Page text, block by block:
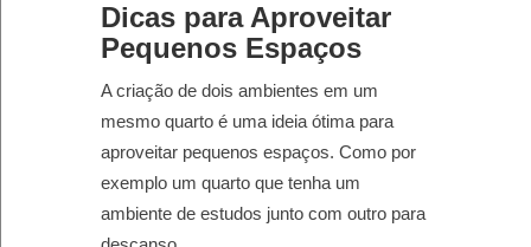
Dicas para Aproveitar
Pequenos Espaços
A criação de dois ambientes em um
mesmo quarto é uma ideia ótima para
aproveitar pequenos espaços. Como por
exemplo um quarto que tenha um
ambiente de estudos junto com outro para